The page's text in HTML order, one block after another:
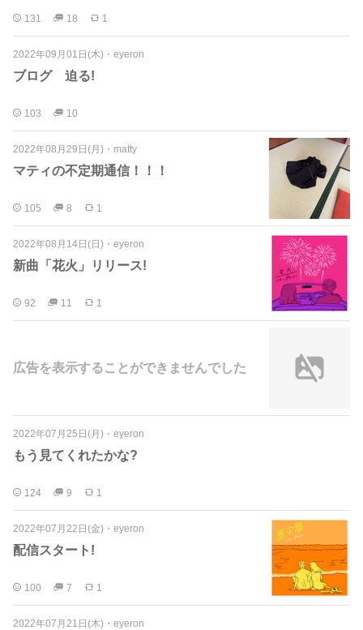
131 18 1
2022年09月01日(木) ・ eyeron
ブログ 迫る!
103 10
2022年08月29日(月) ・ matty
マティの不定期通信！！！
105 8 1
2022年08月14日(日) ・ eyeron
新曲「花火」リリース!
92 11 1
広告を表示することができませんでした
2022年07月25日(月) ・ eyeron
もう見てくれたかな?
124 9 1
2022年07月22日(金) ・ eyeron
配信スタート!
100 7 1
2022年07月21日(木) ・ eyeron